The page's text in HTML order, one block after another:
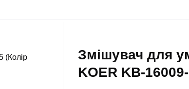
Змішувач для
KOER KB-